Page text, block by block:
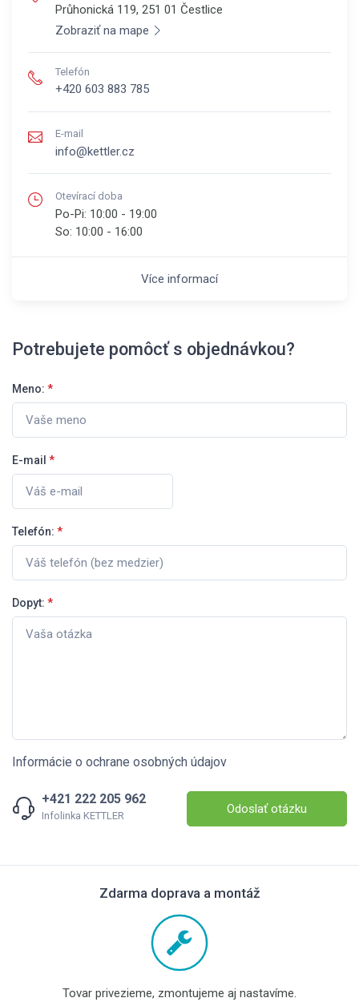
Průhonická 119, 251 01 Čestlice
Zobraziť na mape
Telefón
+420 603 883 785
E-mail
info@kettler.cz
Otevírací doba
Po-Pi: 10:00 - 19:00
So: 10:00 - 16:00
Více informací
Potrebujete pomôcť s objednávkou?
Meno: *
E-mail *
Telefón: *
Dopyt: *
Informácie o ochrane osobných údajov
+421 222 205 962
Infolinka KETTLER Odoslať otázku
Zdarma doprava a montáž
Tovar privezieme, zmontujeme aj nastavíme.